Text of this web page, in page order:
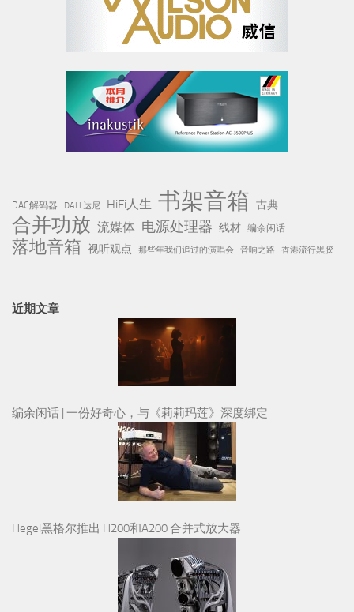
DAC解码器 DALI 达尼 HiFi人生 书架音箱 古典
合并功放 流媒体 电源处理器 线材 编余闲话
落地音箱 视听观点 那些年我们追过的演唱会 音响之路 香港流行黑胶
近期文章
编余闲话 | 一份好奇心，与《莉莉玛莲》深度绑定
Hegel黑格尔推出 H200和A200 合并式放大器